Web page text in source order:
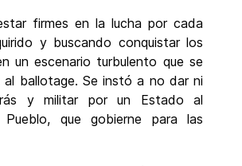
firmes en la lucha por cada
y buscando conquistar los
un escenario turbulento que se
al ballotage. Se instó a no dar ni
y militar por un Estado al
que gobierne para las